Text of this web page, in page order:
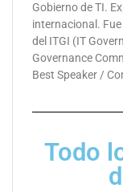
Gobierno de TI.
internacional.
del ITGI (IT
Governance
Best Speaker /
Todo